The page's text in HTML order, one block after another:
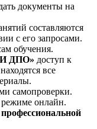
документы на
составляются
с его запросами.
обучения.
ДПО» доступ к
все
самопроверки.
режиме онлайн.